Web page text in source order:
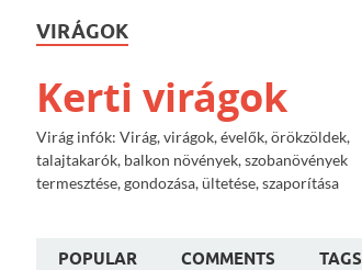
VIRÁGOK
Kerti virágok
Virág infók: Virág, virágok, évelők, örökzöldek,
talajtakarók, balkon növények, szobanövények
termesztése, gondozása, ültetése, szaporítása
POPULAR COMMENTS TAGS